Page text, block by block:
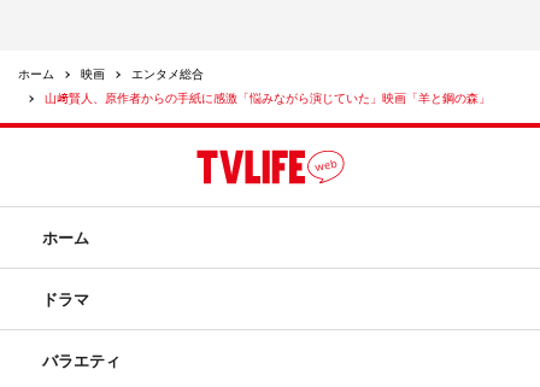
ホーム 映画
エンタメ総合
山﨑賢人、原作者からの手紙に感激「悩みながら演じていた」映画「羊と鋼の森」
ホーム
ドラマ
バラエティ